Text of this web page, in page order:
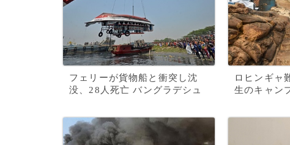
フェリーが貨物船と衝突し沈
没、28人死亡 バングラデシュ
ロヒンギャ
生のキャン